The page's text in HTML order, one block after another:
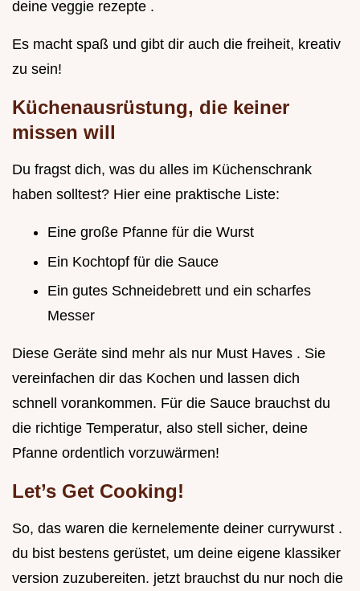
deine veggie rezepte .
Es macht spaß und gibt dir auch die freiheit, kreativ
zu sein!
Küchenausrüstung, die keiner
missen will
Du fragst dich, was du alles im Küchenschrank
haben solltest? Hier eine praktische Liste:
Eine große Pfanne für die Wurst
Ein Kochtopf für die Sauce
Ein gutes Schneidebrett und ein scharfes
Messer
Diese Geräte sind mehr als nur Must Haves . Sie
vereinfachen dir das Kochen und lassen dich
schnell vorankommen. Für die Sauce brauchst du
die richtige Temperatur, also stell sicher, deine
Pfanne ordentlich vorzuwärmen!
Let’s Get Cooking!
So, das waren die kernelemente deiner currywurst .
du bist bestens gerüstet, um deine eigene klassiker
version zuzubereiten. jetzt brauchst du nur noch die